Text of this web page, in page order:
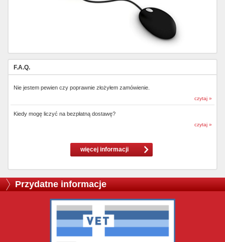
F.A.Q.
Nie jestem pewien czy poprawnie złożyłem zamówienie.
czytaj »
Kiedy mogę liczyć na bezpłatną dostawę?
czytaj »
więcej informacji
Przydatne informacje